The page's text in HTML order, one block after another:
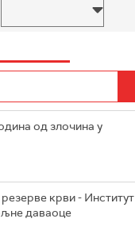
од злочина у
крви - Институт
даваоце